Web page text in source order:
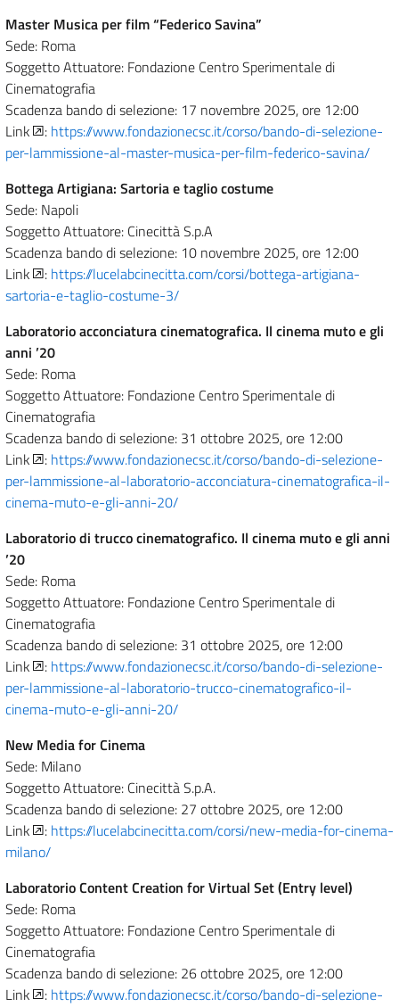
Master Musica per film “Federico Savina”
Sede: Roma
Soggetto Attuatore: Fondazione Centro Sperimentale di
Cinematografia
Scadenza bando di selezione: 17 novembre 2025, ore 12:00
Link
: https://www.fondazionecsc.it/corso/bando-di-selezione-
per-lammissione-al-master-musica-per-film-federico-savina/
Bottega Artigiana: Sartoria e taglio costume
Sede: Napoli
Soggetto Attuatore: Cinecittà S.p.A
Scadenza bando di selezione: 10 novembre 2025, ore 12:00
Link
: https://lucelabcinecitta.com/corsi/bottega-artigiana-
sartoria-e-taglio-costume-3/
Laboratorio acconciatura cinematografica. Il cinema muto e gli
anni ’20
Sede: Roma
Soggetto Attuatore: Fondazione Centro Sperimentale di
Cinematografia
Scadenza bando di selezione: 31 ottobre 2025, ore 12:00
Link
: https://www.fondazionecsc.it/corso/bando-di-selezione-
per-lammissione-al-laboratorio-acconciatura-cinematografica-il-
cinema-muto-e-gli-anni-20/
Laboratorio di trucco cinematografico. Il cinema muto e gli anni
’20
Sede: Roma
Soggetto Attuatore: Fondazione Centro Sperimentale di
Cinematografia
Scadenza bando di selezione: 31 ottobre 2025, ore 12:00
Link
: https://www.fondazionecsc.it/corso/bando-di-selezione-
per-lammissione-al-laboratorio-trucco-cinematografico-il-
cinema-muto-e-gli-anni-20/
New Media for Cinema
Sede: Milano
Soggetto Attuatore: Cinecittà S.p.A.
Scadenza bando di selezione: 27 ottobre 2025, ore 12:00
Link
: https://lucelabcinecitta.com/corsi/new-media-for-cinema-
milano/
Laboratorio Content Creation for Virtual Set (Entry level)
Sede: Roma
Soggetto Attuatore: Fondazione Centro Sperimentale di
Cinematografia
Scadenza bando di selezione: 26 ottobre 2025, ore 12:00
Link
: https://www.fondazionecsc.it/corso/bando-di-selezione-